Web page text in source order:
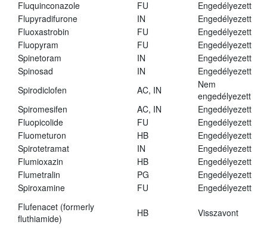
Fluquinconazole
FU
Engedélyezett
Flupyradifurone
IN
Engedélyezett
Fluoxastrobin
FU
Engedélyezett
Fluopyram
FU
Engedélyezett
Spinetoram
IN
Engedélyezett
Spinosad
IN
Engedélyezett
Spirodiclofen
AC, IN
Nem
engedélyezett
Spiromesifen
AC, IN
Engedélyezett
Fluopicolide
FU
Engedélyezett
Fluometuron
HB
Engedélyezett
Spirotetramat
IN
Engedélyezett
Flumioxazin
HB
Engedélyezett
Flumetralin
PG
Engedélyezett
Spiroxamine
FU
Engedélyezett
Flufenacet (formerly
fluthiamide)
HB Visszavont